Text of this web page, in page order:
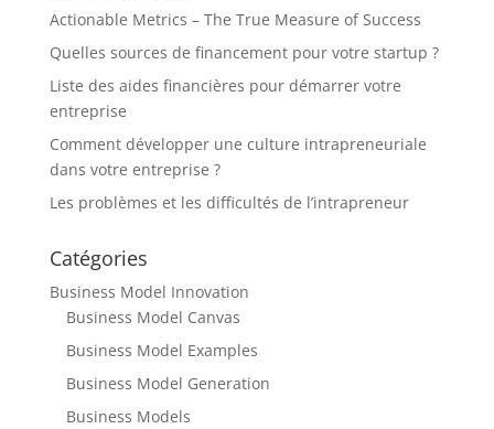
Actionable Metrics – The True Measure of Success
Quelles sources de financement pour votre startup ?
Liste des aides financières pour démarrer votre
entreprise
Comment développer une culture intrapreneuriale
dans votre entreprise ?
Les problèmes et les difficultés de l’intrapreneur
Catégories
Business Model Innovation
Business Model Canvas
Business Model Examples
Business Model Generation
Business Models